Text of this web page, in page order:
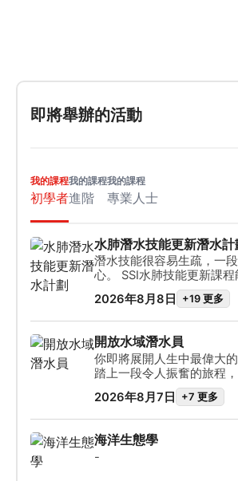
即將舉辦的活動
我的課程
初學者
我的課程
進階
我的課程
專業人士
水肺潛水技能更新潛水計
潛水技能很容易生疏，一
心。 SSI水肺技能更新課
能。在本複習課程中，您
放水域潛水員課程中的各
輕鬆鞏固潛水技能，通常
決條件。如果您想在潛水
的技能，那麼請在出發前
來說，本課程也是鞏固潛
擇。靈活的課程長度讓您
2026年8月8日 +19 更多
開放水域潛水員
你即將展開人生中最偉大
踏上一段令人振奮的旅程
界，並有機會探索我們星
一名潛水員，你將探索無
洋生物，並發現隱藏在水
學 與實務訓練單元的結合
需的 技能與經驗。完成課
潛水員 認證。
2026年8月7日 +7 更多
海洋生態學
-